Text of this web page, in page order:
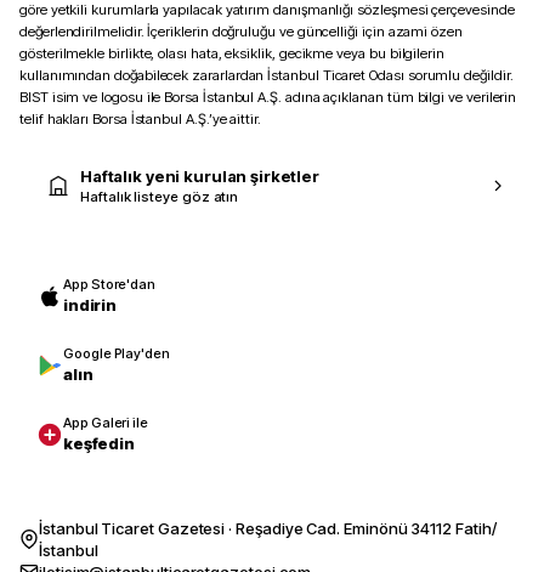
göre yetkili kurumlarla yapılacak yatırım danışmanlığı sözleşmesi çerçevesinde
değerlendirilmelidir. İçeriklerin doğruluğu ve güncelliği için azami özen
gösterilmekle birlikte, olası hata, eksiklik, gecikme veya bu bilgilerin
kullanımından doğabilecek zararlardan İstanbul Ticaret Odası sorumlu değildir.
BIST isim ve logosu ile Borsa İstanbul A.Ş. adına açıklanan tüm bilgi ve verilerin
telif hakları Borsa İstanbul A.Ş.’ye aittir.
Haftalık yeni kurulan şirketler
Haftalık listeye göz atın
App Store'dan
indirin
Google Play'den
alın
App Galeri ile
keşfedin
İstanbul Ticaret Gazetesi · Reşadiye Cad. Eminönü 34112 Fatih/
İstanbul